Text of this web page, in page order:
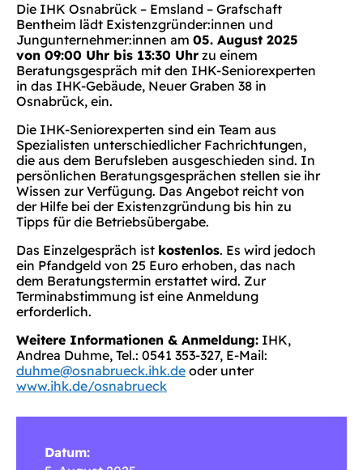
Die IHK Osnabrück – Emsland – Grafschaft
Bentheim lädt Existenzgründer:innen und
Jungunternehmer:innen am 05. August 2025
von 09:00 Uhr bis 13:30 Uhr zu einem
Beratungsgespräch mit den IHK-Seniorexperten
in das IHK-Gebäude, Neuer Graben 38 in
Osnabrück, ein.
Die IHK-Seniorexperten sind ein Team aus
Spezialisten unterschiedlicher Fachrichtungen,
die aus dem Berufsleben ausgeschieden sind. In
persönlichen Beratungsgesprächen stellen sie ihr
Wissen zur Verfügung. Das Angebot reicht von
der Hilfe bei der Existenzgründung bis hin zu
Tipps für die Betriebsübergabe.
Das Einzelgespräch ist kostenlos. Es wird jedoch
ein Pfandgeld von 25 Euro erhoben, das nach
dem Beratungstermin erstattet wird. Zur
Terminabstimmung ist eine Anmeldung
erforderlich.
Weitere Informationen & Anmeldung: IHK,
Andrea Duhme, Tel.: 0541 353-327, E-Mail:
duhme@osnabrueck.ihk.de oder unter
www.ihk.de/osnabrueck
Datum: